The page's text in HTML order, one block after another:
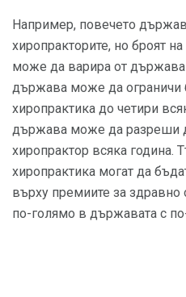
Например, повечето
хиропракторите, но броят
може да варира от
държава може да ограничи
хиропрактика до четири
държава може да разреши
хиропрактор всяка година.
хиропрактика могат да
върху премиите за
по-голямо в държавата с